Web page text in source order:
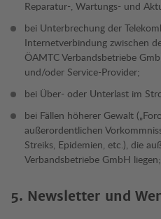
Reparatur-, Wartungs- und
bei Unterbrechung der
Internetverbindung zwischen
ÖAMTC Verbandsbetriebe
und/oder Service-Provider;
bei Über- oder Unterlast im
bei Fällen höherer Gewalt
außerordentlichen
Streiks, Epidemien, etc.), die
Verbandsbetriebe GmbH liegen;
5. Newsletter und